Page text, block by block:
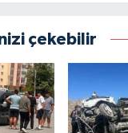
çekebilir